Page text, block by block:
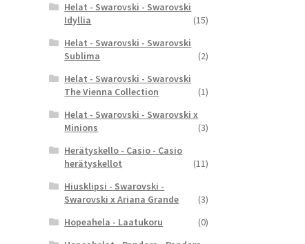
Helat - Swarovski - Swarovski
Idyllia
(15)
Helat - Swarovski - Swarovski
Sublima
(2)
Helat - Swarovski - Swarovski
The Vienna Collection
(1)
Helat - Swarovski - Swarovski x
Minions
(3)
Herätyskello - Casio - Casio
herätyskellot
(11)
Hiusklipsi - Swarovski -
Swarovski x Ariana Grande
(3)
Hopeahela - Laatukoru
(0)